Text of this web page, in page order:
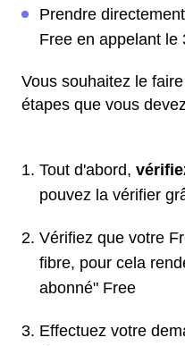
Prendre
Free en appelant le
Vous souhaitez le
étapes que vous
Tout d'abord,
pouvez la vérifier
Vérifiez que votre
fibre, pour cela
abonné" Free
Effectuez votre